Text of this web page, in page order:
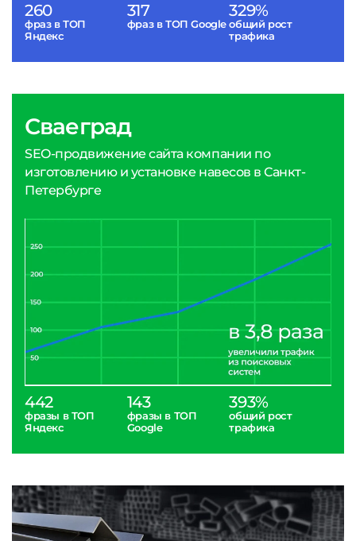
260
фраз в ТОП
Яндекс
317
фраз в ТОП Google
329%
общий рост
трафика
Сваеград
SEO-продвижение сайта компании по
изготовлению и установке навесов в Санкт-
Петербурге
442
фразы в ТОП
Яндекс
143
фразы в ТОП
Google
393%
общий рост
трафика